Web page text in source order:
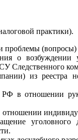
практики).
проблемы
о
Следственного
из
в отношении